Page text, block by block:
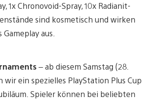
1x Chronovoid-Spray, 10x Radianit-
sind kosmetisch und wirken
aus.
– ab diesem Samstag (28.
wir ein spezielles PlayStation Plus Cup
Spieler können bei beliebten